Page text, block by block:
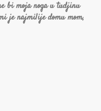
bi moja noga u tudjinu
je najmilije domu mom,